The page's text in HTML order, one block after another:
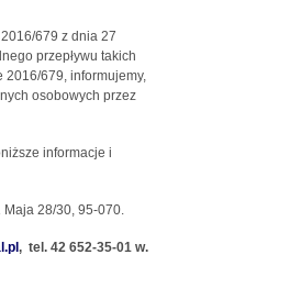
679 z dnia 27
przepływu takich
679, informujemy,
osobowych przez
informacje i
Maja 28/30, 95-070.
, tel. 42 652-35-01 w.